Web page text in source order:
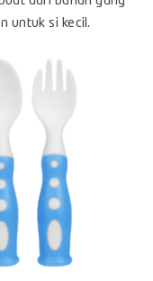
untuk si kecil.